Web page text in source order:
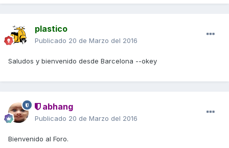
plastico
Publicado 20 de Marzo del 2016
Saludos y bienvenido desde Barcelona --okey
abhang
Publicado 20 de Marzo del 2016
Bienvenido al Foro.